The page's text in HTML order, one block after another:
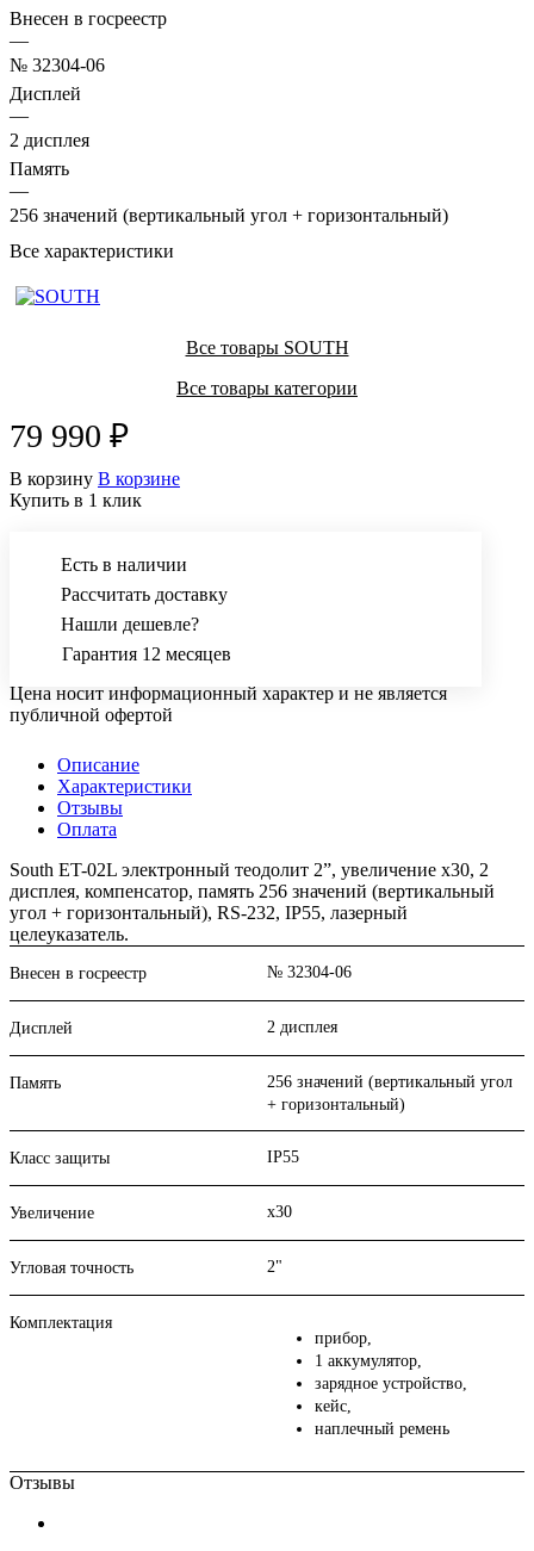
Внесен в госреестр
—
№ 32304-06
Дисплей
—
2 дисплея
Память
—
256 значений (вертикальный угол + горизонтальный)
Все характеристики
Все товары SOUTH
Все товары категории
79 990 ₽
В корзину В корзине
Купить в 1 клик
Есть в наличии
Рассчитать доставку
Нашли дешевле?
Гарантия 12 месяцев
Цена носит информационный характер и не является
публичной офертой
Описание
Характеристики
Отзывы
Оплата
South ET-02L электронный теодолит 2”, увеличение х30, 2
дисплея, компенсатор, память 256 значений (вертикальный
угол + горизонтальный), RS-232, IP55, лазерный
целеуказатель.
Внесен в госреестр № 32304-06
Дисплей 2 дисплея
Память
256 значений (вертикальный угол
+ горизонтальный)
Класс защиты IP55
Увеличение х30
Угловая точность 2"
Комплектация
прибор,
1 аккумулятор,
зарядное устройство,
кейс,
наплечный ремень
Отзывы